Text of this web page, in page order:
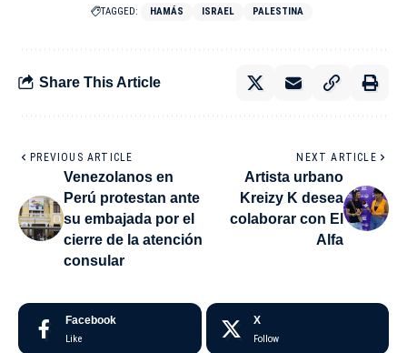
TAGGED: HAMÁS ISRAEL PALESTINA
Share This Article
PREVIOUS ARTICLE
Venezolanos en
Perú protestan ante
su embajada por el
cierre de la atención
consular
NEXT ARTICLE
Artista urbano
Kreizy K desea
colaborar con El
Alfa
Facebook
Like
X
Follow